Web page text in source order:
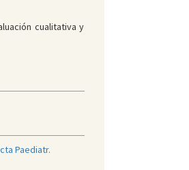
cualitativa y
Paediatr.